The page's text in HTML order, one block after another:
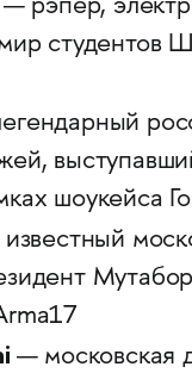
— рэпер,
студентов
шоукейса
— московская